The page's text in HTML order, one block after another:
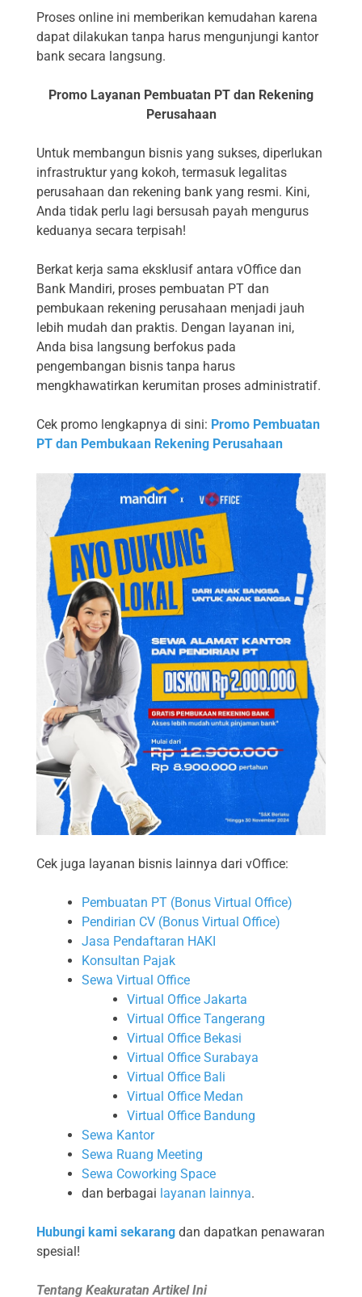
Proses online ini memberikan kemudahan karena
dapat dilakukan tanpa harus mengunjungi kantor
bank secara langsung.
Promo Layanan Pembuatan PT dan Rekening
Perusahaan
Untuk membangun bisnis yang sukses, diperlukan
infrastruktur yang kokoh, termasuk legalitas
perusahaan dan rekening bank yang resmi. Kini,
Anda tidak perlu lagi bersusah payah mengurus
keduanya secara terpisah!
Berkat kerja sama eksklusif antara vOffice dan
Bank Mandiri, proses pembuatan PT dan
pembukaan rekening perusahaan menjadi jauh
lebih mudah dan praktis. Dengan layanan ini,
Anda bisa langsung berfokus pada
pengembangan bisnis tanpa harus
mengkhawatirkan kerumitan proses administratif.
Cek promo lengkapnya di sini: Promo Pembuatan
PT dan Pembukaan Rekening Perusahaan
Cek juga layanan bisnis lainnya dari vOffice:
Pembuatan PT (Bonus Virtual Office)
Pendirian CV (Bonus Virtual Office)
Jasa Pendaftaran HAKI
Konsultan Pajak
Sewa Virtual Office
Virtual Office Jakarta
Virtual Office Tangerang
Virtual Office Bekasi
Virtual Office Surabaya
Virtual Office Bali
Virtual Office Medan
Virtual Office Bandung
Sewa Kantor
Sewa Ruang Meeting
Sewa Coworking Space
dan berbagai layanan lainnya.
Hubungi kami sekarang dan dapatkan penawaran
spesial!
Tentang Keakuratan Artikel Ini